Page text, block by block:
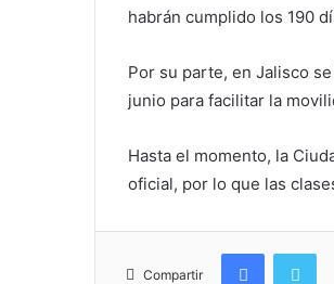
habrán cumplido los 190
Por su parte, en Jalisco
junio para facilitar la
Hasta el momento, la
oficial, por lo que las
Compartir
Facebook